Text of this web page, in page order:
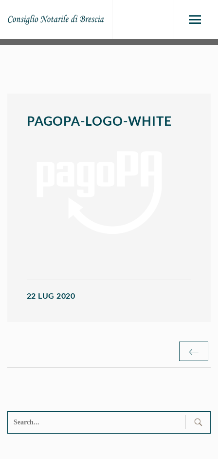
PAGOPA-LOGO-WHITE
22 LUG 2020
Search
for: